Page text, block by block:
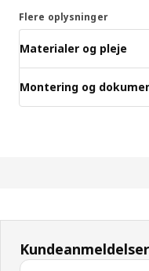
Flere oplysninger
Materialer og pleje
Montering og
Kundeanmeldelser